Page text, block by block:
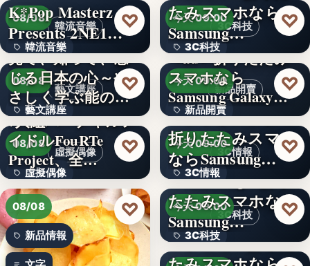
韓流音樂
08/08
韓流音樂
文字
K*Pop Masterz
Presents 2NE1…
♡
藝文講座
08/08
藝文講座
1,000円
見て、知って、感
じる日本の心～や
さしく学ぶ能の世
界へ
♡
虛擬偶像
08/08
虛擬偶像
10
7人組バーチャルア
イドルFouRTe
Project、全…
♡
08/08
新品情報
♡
3C科技
今天 09:00
3C科技
文字
たみスマホなら
Samsung…
♡
新品開賣
今天 09:00
新品開賣
4.1
＜au＞折りたたみ
スマホなら
Samsung Galaxy…
♡
3C情報
今天 09:00
3C情報
文字
＜ソフトバンク＞
折りたたみスマホ
ならSamsung…
♡
3C科技
今天 09:00
3C科技
＜Samsung＞折り
たたみスマホなら
Samsung…
♡
＜ドコモ＞折りた